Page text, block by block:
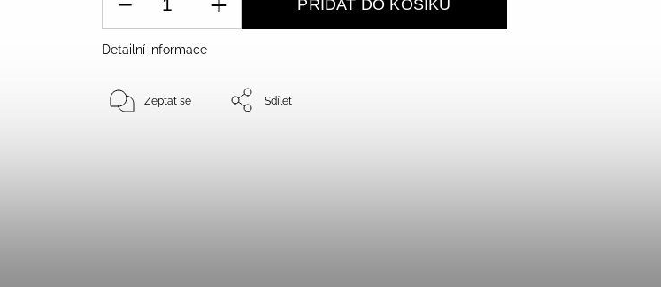
PŘIDAT DO KOŠÍKU
Detailní informace
Zeptat se Sdílet